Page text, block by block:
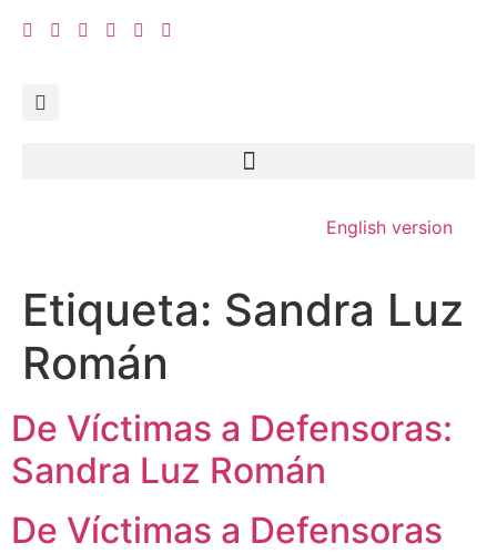
English version
Etiqueta: Sandra Luz
Román
De Víctimas a Defensoras:
Sandra Luz Román
De Víctimas a Defensoras